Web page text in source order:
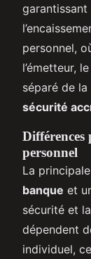
personnel,
l’émetteur,
séparé de
sécurité
Différences
personnel
La
banque et
sécurité et
dépendent
individuel,